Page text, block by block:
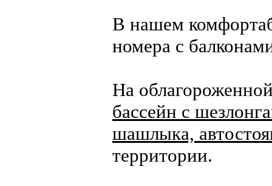
В нашем
номера с
На
бассейн с
шашлыка,
территории.